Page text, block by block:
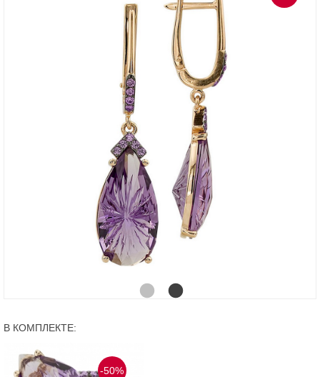
В КОМПЛЕКТЕ:
-50%